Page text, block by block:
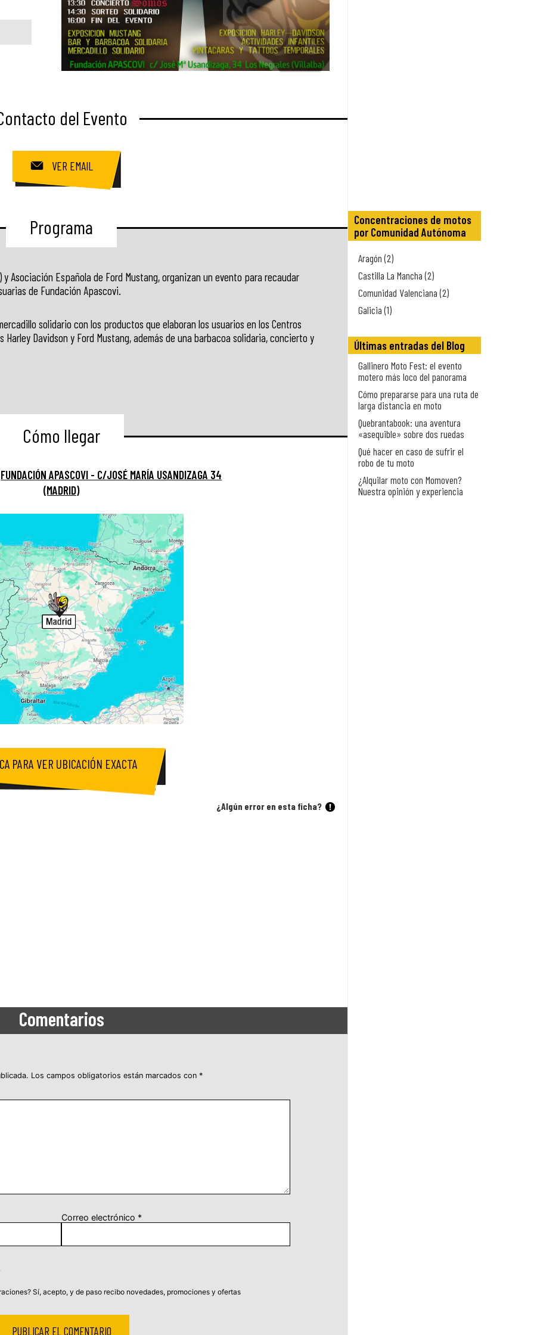
del Evento
VER EMAIL
Programa
y Asociación Española de Ford Mustang, organizan un evento para recaudar
de Fundación Apascovi.
solidario con los productos que elaboran los usuarios en los Centros
Davidson y Ford Mustang, además de una barbacoa solidaria, concierto y
Cómo llegar
FUNDACIÓN APASCOVI - C/JOSÉ MARÍA USANDIZAGA 34
(MADRID)
PARA VER UBICACIÓN EXACTA
¿Algún error en esta ficha?
Comentarios
Los campos obligatorios están marcados con *
Correo electrónico *
Sí, acepto, y de paso recibo novedades, promociones y ofertas
Concentraciones de motos
por Comunidad Autónoma
Aragón (2)
Castilla La Mancha (2)
Comunidad Valenciana (2)
Galicia (1)
Últimas entradas del Blog
Gallinero Moto Fest: el evento
motero más loco del panorama
Cómo prepararse para una ruta de
larga distancia en moto
Quebrantabook: una aventura
«asequible» sobre dos ruedas
Qué hacer en caso de sufrir el
robo de tu moto
¿Alquilar moto con Momoven?
Nuestra opinión y experiencia